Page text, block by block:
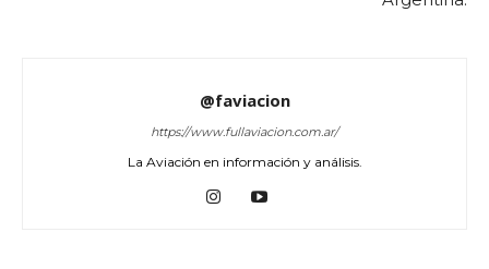
@faviacion
https://www.fullaviacion.com.ar/
La Aviación en información y análisis.